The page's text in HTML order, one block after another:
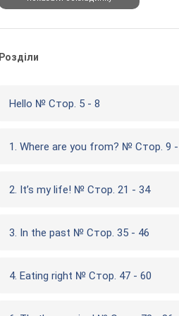
Розділи
Hello № Стор. 5 - 8
1. Where are you from? № Стор. 9 -
2. It’s my life! № Стор. 21 - 34
3. In the past № Стор. 35 - 46
4. Eating right № Стор. 47 - 60